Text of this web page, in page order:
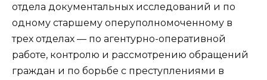
отдела документальных исследований и по
одному старшему оперуполномоченному в
трех отделах — по агентурно-оперативной
работе, контролю и рассмотрению обращений
граждан и по борьбе с преступлениями в